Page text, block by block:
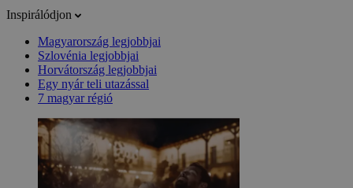
Inspirálódjon
Magyarország legjobbjai
Szlovénia legjobbjai
Horvátország legjobbjai
Egy nyár teli utazással
7 magyar régió